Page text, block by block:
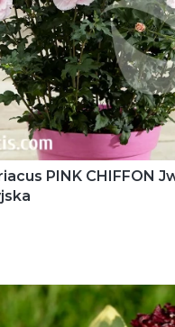
PINK CHIFFON